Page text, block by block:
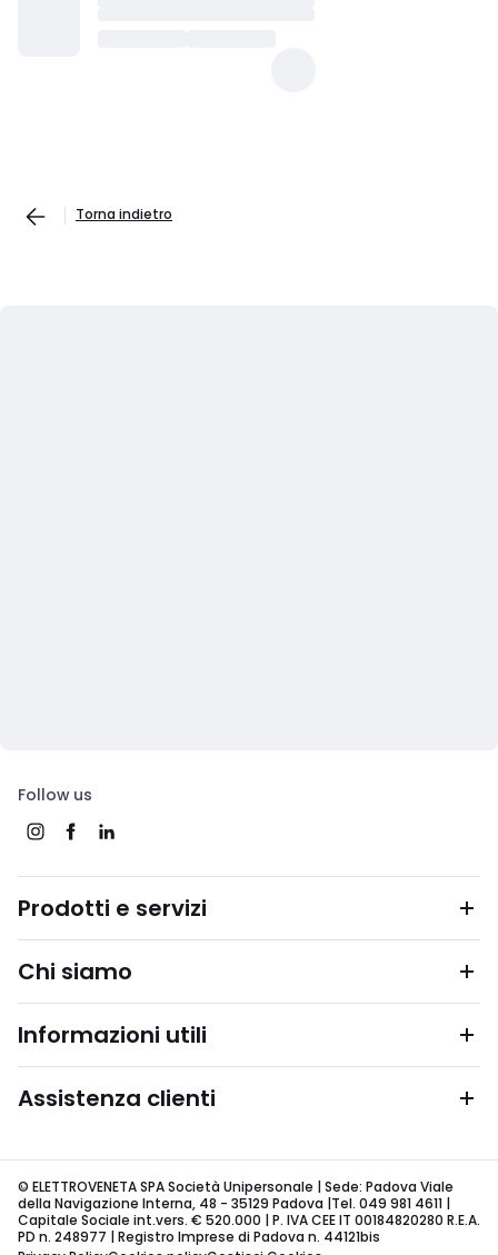
Torna indietro
Follow us
Prodotti e servizi
Chi siamo
Informazioni utili
Assistenza clienti
© ELETTROVENETA SPA Società Unipersonale | Sede: Padova Viale
della Navigazione Interna, 48 - 35129 Padova |Tel. 049 981 4611 |
Capitale Sociale int.vers. € 520.000 | P. IVA CEE IT 00184820280 R.E.A.
PD n. 248977 | Registro Imprese di Padova n. 44121bis